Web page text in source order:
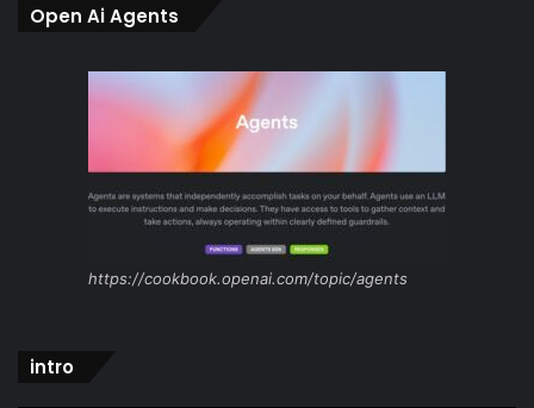
Open Ai Agents
https://cookbook.openai.com/topic/agents
intro